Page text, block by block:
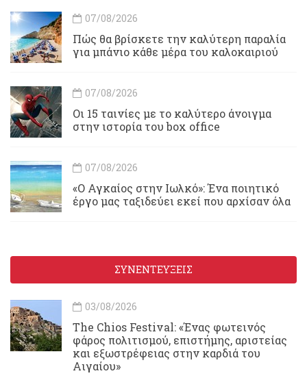
07/08/2026
Πώς θα βρίσκετε την καλύτερη παραλία
για μπάνιο κάθε μέρα του καλοκαιριού
07/08/2026
Οι 15 ταινίες με το καλύτερο άνοιγμα
στην ιστορία του box office
07/08/2026
«Ο Αγκαίος στην Ιωλκό»: Ένα ποιητικό
έργο μας ταξιδεύει εκεί που αρχίσαν όλα
ΣΥΝΕΝΤΕΥΞΕΙΣ
03/08/2026
Τhe Chios Festival: «Ένας φωτεινός
φάρος πολιτισμού, επιστήμης, αριστείας
και εξωστρέφειας στην καρδιά του
Αιγαίου»